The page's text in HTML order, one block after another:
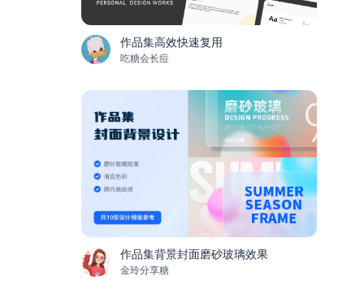
作品集高效快速复用
吃糖会长痘
作品集背景封面磨砂玻璃效果
金玲分享糖